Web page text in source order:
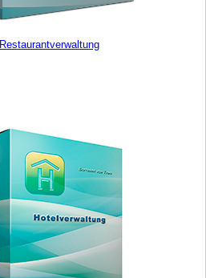
Restaurantverwaltung